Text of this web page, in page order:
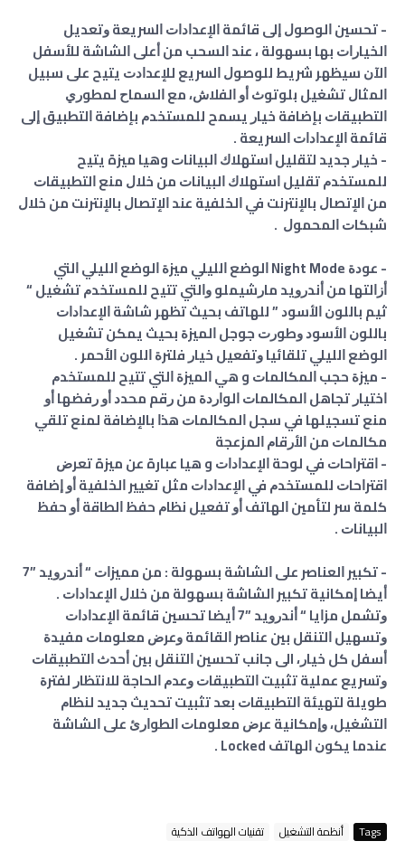
- ﺗﺤﺴﻴﻦ ﺍﻟﻮﺻﻮﻝ ﺇﻟﻰ ﻗﺎﺋﻤﺔ ﺍﻹﻋﺪﺍﺩﺍﺕ ﺍﻟﺴﺮﻳﻌﺔ ﻭﺗﻌﺪﻳﻞ
ﺍﻟﺨﻴﺎﺭﺍﺕ ﺑﻬﺎ ﺑﺴﻬﻮﻟﺔ ، ﻋﻨﺪ ﺍﻟﺴﺤﺐ ﻣﻦ ﺃﻋﻠﻰ ﺍﻟﺸﺎﺷﺔ ﻟﻸﺳﻔﻞ
ﺍﻵﻥ ﺳﻴﻈﻬﺮ ﺷﺮﻳﻂ ﻟﻠﻮﺻﻮﻝ ﺍﻟﺴﺮﻳﻊ ﻟﻺﻋﺪﺍﺩﺕ ﻳﺘﻴﺢ ﻋﻠﻰ ﺳﺒﻴﻞ
ﺍﻟﻤﺜﺎﻝ ﺗﺸﻐﻴﻞ ﺑﻠﻮﺗﻮﺙ ﺃﻭ ﺍﻟﻔﻼﺵ، ﻣﻊ ﺍﻟﺴﻤﺎﺡ ﻟﻤﻄﻮﺭﻱ
ﺍﻟﺘﻄﺒﻴﻘﺎﺕ ﺑﺈﺿﺎﻓﺔ ﺧﻴﺎﺭ ﻳﺴﻤﺢ ﻟﻠﻤﺴﺘﺨﺪﻡ ﺑﺈﺿﺎﻓﺔ ﺍﻟﺘﻄﺒﻴﻖ ﺇﻟﻰ
ﻗﺎﺋﻤﺔ ﺍﻹﻋﺪﺍﺩﺍﺕ ﺍﻟﺴﺮﻳﻌﺔ .
- ﺧﻴﺎﺭ ﺟﺪﻳﺪ ﻟﺘﻘﻠﻴﻞ ﺍﺳﺘﻬﻼﻙ ﺍﻟﺒﻴﺎﻧﺎﺕ وهيا ميزة ﻳﺘﻴﺢ
ﻟﻠﻤﺴﺘﺨﺪﻡ ﺗﻘﻠﻴﻞ ﺍﺳﺘﻬﻼﻙ ﺍﻟﺒﻴﺎﻧﺎﺕ ﻣﻦ ﺧﻼﻝ ﻣﻨﻊ ﺍﻟﺘﻄﺒﻴﻘﺎﺕ
ﻣﻦ ﺍﻹﺗﺼﺎﻝ ﺑﺎﻹﻧﺘﺮﻧﺖ ﻓﻲ ﺍﻟﺨﻠﻔﻴﺔ ﻋﻨﺪ ﺍﻹﺗﺼﺎﻝ ﺑﺎﻹﻧﺘﺮﻧﺖ ﻣﻦ ﺧﻼﻝ
ﺷﺒﻜﺎﺕ ﺍﻟﻤﺤﻤﻮﻝ .
- ﻋﻮﺩﺓ Night Mode ﺍﻟﻮﺿﻊ ﺍﻟﻠﻴﻠﻲ ﻣﻴﺰﺓ ﺍﻟﻮﺿﻊ ﺍﻟﻠﻴﻠﻲ ﺍﻟﺘﻲ
ﺃﺯﺍﻟﺘﻬﺎ ﻣﻦ ﺃﻧﺪﺭﻭﻳﺪ ﻣﺎﺭﺷﻴﻤﻠﻮ ﻭﺍﻟﺘﻲ ﺗﺘﻴﺢ ﻟﻠﻤﺴﺘﺨﺪﻡ ﺗﺸﻐﻴﻞ “
ﺛﻴﻢ ﺑﺎﻟﻠﻮﻥ ﺍﻷﺳﻮﺩ ” ﻟﻠﻬﺎﺗﻒ ﺑﺤﻴﺚ ﺗﻈﻬﺮ ﺷﺎﺷﺔ ﺍﻹﻋﺪﺍﺩﺍﺕ
ﺑﺎﻟﻠﻮﻥ ﺍﻷﺳﻮﺩ ﻭﻃﻮﺭﺕ ﺟﻮﺟﻞ ﺍﻟﻤﻴﺰﺓ ﺑﺤﻴﺚ ﻳﻤﻜﻦ ﺗﺸﻐﻴﻞ
ﺍﻟﻮﺿﻊ ﺍﻟﻠﻴﻠﻲ ﺗﻠﻘﺎﺋﻴﺎ ﻭﺗﻔﻌﻴﻞ ﺧﻴﺎﺭ ﻓﻠﺘﺮﺓ ﺍﻟﻠﻮﻥ ﺍﻷﺣﻤﺮ .
- ﻣﻴﺰﺓ ﺣﺠﺐ ﺍﻟﻤﻜﺎﻟﻤﺎﺕ و هي ﺍﻟﻤﻴﺰﺓ ﺍﻟﺘﻲ ﺗﺘﻴﺢ ﻟﻠﻤﺴﺘﺨﺪﻡ
ﺍﺧﺘﻴﺎﺭ ﺗﺠﺎﻫﻞ ﺍﻟﻤﻜﺎﻟﻤﺎﺕ ﺍﻟﻮﺍﺭﺩﺓ ﻣﻦ ﺭﻗﻢ ﻣﺤﺪﺩ ﺃﻭ ﺭﻓﻀﻬﺎ ﺃﻭ
ﻣﻨﻊ ﺗﺴﺠﻴﻠﻬﺎ ﻓﻲ ﺳﺠﻞ ﺍﻟﻤﻜﺎﻟﻤﺎﺕ ﻫﺬﺍ ﺑﺎﻹﺿﺎﻓﺔ ﻟﻤﻨﻊ ﺗﻠﻘﻲ
ﻣﻜﺎﻟﻤﺎﺕ ﻣﻦ ﺍﻷﺭﻗﺎﻡ ﺍﻟﻤﺰﻋﺠﺔ
- ﺍﻗﺘﺮﺍﺣﺎﺕ ﻓﻲ ﻟﻮﺣﺔ ﺍﻹﻋﺪﺍﺩﺍﺕ و هيا عبارة عن ميزة ﺗﻌﺮﺽ
ﺍﻗﺘﺮﺍﺣﺎﺕ ﻟﻠﻤﺴﺘﺨﺪﻡ ﻓﻲ ﺍﻹﻋﺪﺍﺩﺍﺕ ﻣﺜﻞ ﺗﻐﻴﻴﺮ ﺍﻟﺨﻠﻔﻴﺔ ﺃﻭ ﺇﺿﺎﻓﺔ
ﻛﻠﻤﺔ ﺳﺮ ﻟﺘﺄﻣﻴﻦ ﺍﻟﻬﺎﺗﻒ ﺃﻭ ﺗﻔﻌﻴﻞ ﻧﻈﺎﻡ ﺣﻔﻆ ﺍﻟﻄﺎﻗﺔ ﺃﻭ ﺣﻔﻆ
ﺍﻟﺒﻴﺎﻧﺎﺕ .
- ﺗﻜﺒﻴﺮ ﺍﻟﻌﻨﺎﺻﺮ ﻋﻠﻰ ﺍﻟﺸﺎﺷﺔ ﺑﺴﻬﻮﻟﺔ : ﻣﻦ ﻣﻤﻴﺰﺍﺕ “ ﺃﻧﺪﺭﻭﻳﺪ ”7
ﺃﻳﻀﺎ ﺇﻣﻜﺎﻧﻴﺔ ﺗﻜﺒﻴﺮ ﺍﻟﺸﺎﺷﺔ ﺑﺴﻬﻮﻟﺔ ﻣﻦ ﺧﻼﻝ ﺍﻹﻋﺪﺍﺩﺍﺕ .
ﻭﺗﺸﻤﻞ ﻣﺰﺍﻳﺎ “ ﺃﻧﺪﺭﻭﻳﺪ ”7 ﺃﻳﻀﺎ ﺗﺤﺴﻴﻦ ﻗﺎﺋﻤﺔ ﺍﻹﻋﺪﺍﺩﺍﺕ
ﻭﺗﺴﻬﻴﻞ ﺍﻟﺘﻨﻘﻞ ﺑﻴﻦ ﻋﻨﺎﺻﺮ ﺍﻟﻘﺎﺋﻤﺔ ﻭﻋﺮﺽ ﻣﻌﻠﻮﻣﺎﺕ ﻣﻔﻴﺪﺓ
ﺃﺳﻔﻞ ﻛﻞ ﺧﻴﺎﺭ، الى جانب ﺗﺤﺴﻴﻦ ﺍﻟﺘﻨﻘﻞ ﺑﻴﻦ ﺃﺣﺪﺙ ﺍﻟﺘﻄﺒﻴﻘﺎﺕ
ﻭﺗﺴﺮﻳﻊ ﻋﻤﻠﻴﺔ ﺗﺜﺒﻴﺖ ﺍﻟﺘﻄﺒﻴﻘﺎﺕ ﻭﻋﺪﻡ ﺍﻟﺤﺎﺟﺔ ﻟﻼﻧﺘﻈﺎﺭ ﻟﻔﺘﺮﺓ
ﻃﻮﻳﻠﺔ ﻟﺘﻬﻴﺌﺔ ﺍﻟﺘﻄﺒﻴﻘﺎﺕ ﺑﻌﺪ ﺗﺜﺒﻴﺖ ﺗﺤﺪﻳﺚ ﺟﺪﻳﺪ ﻟﻨﻈﺎﻡ
ﺍﻟﺘﺸﻐﻴﻞ، ﻭﺇﻣﻜﺎﻧﻴﺔ ﻋﺮﺽ ﻣﻌﻠﻮﻣﺎﺕ ﺍﻟﻄﻮﺍﺭﺉ ﻋﻠﻰ ﺍﻟﺸﺎﺷﺔ
ﻋﻨﺪﻣﺎ ﻳﻜﻮﻥ ﺍﻟﻬﺎﺗﻒ Locked .
Tags أنظمة التشغيل تقنيات الهواتف الذكية